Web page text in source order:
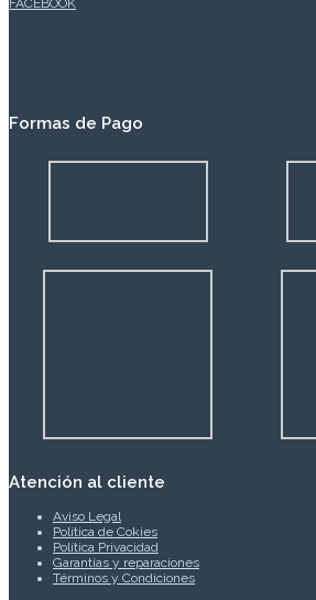
FACEBOOK
Formas de Pago
Atención al cliente
Aviso Legal
Política de Cokies
Política Privacidad
Garantías y reparaciones
Términos y Condiciones